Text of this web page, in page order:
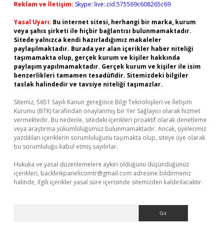
Reklam ve İletişim: Skype: live:.cid.575569c608265c69
Yasal Uyarı: Bu internet sitesi, herhangi bir marka, kurum
veya şahıs şirketi ile hiçbir bağlantısı bulunmamaktadır.
Sitede yalnızca kendi hazırladığımız makaleler
paylaşılmaktadır. Burada yer alan içerikler haber niteliği
taşımamakta olup, gerçek kurum ve kişiler hakkında
paylaşım yapılmamaktadır. Gerçek kurum ve kişiler ile isim
benzerlikleri tamamen tesadüfidir. Sitemizdeki bilgiler
taslak halindedir ve tavsiye niteliği taşımazlar.
Sitemiz, 5651 Sayılı Kanun gereğince Bilgi Teknolojileri ve İletişim
Kurumu (BTK) tarafından onaylanmış bir Yer Sağlayıcı olarak hizmet
vermektedir. Bu nedenle, sitedeki içerikleri proaktif olarak denetleme
veya araştırma yükümlülüğümüz bulunmamaktadır. Ancak, üyelerimiz
yazdıkları içeriklerin sorumluluğunu taşımakta olup, siteye üye olarak
bu sorumluluğu kabul etmiş sayılırlar.
Hukuka ve yasal düzenlemelere aykırı olduğunu düşündüğünüz
içerikleri, backlinkpanelicomtr@gmail.com adresine bildirmeniz
halinde, ilgili içerikler yasal süre içerisinde sitemizden kaldırılacaktır.